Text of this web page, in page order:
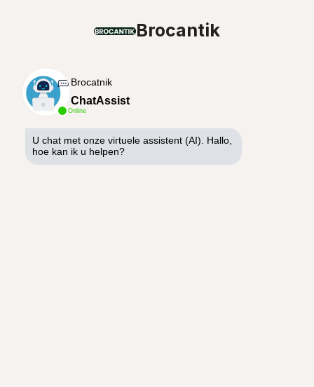
Brocantik
Online
Brocatnik
ChatAssist
U chat met onze virtuele assistent (AI). Hallo,
hoe kan ik u helpen?